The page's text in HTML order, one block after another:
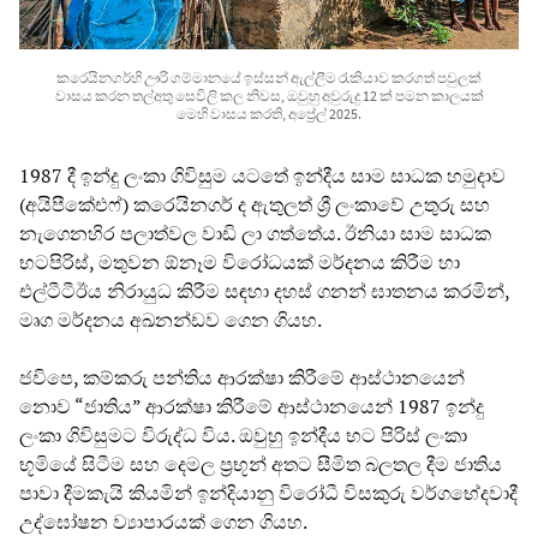
කරෙයිනගර්හි ඌරි ගම්මානයේ ඉස්සන් ඇල්ලීම රැකියාව කරගත් පවුලක්
වාසය කරන තල්අතු සෙවිලි කල නිවස, ඔවුහු අවුරුදු 12 ක් පමන කාලයක්
මෙහි වාසය කරති, අප්‍රේල් 2025.
1987 දී ඉන්දු ලංකා ගිවිසුම යටතේ ඉන්දීය සාම සාධක හමුදාව
(අයිපීකේඑෆ්) කරෙයිනගර් ද ඇතුලත් ශ්‍රී ලංකාවේ උතුරු සහ
නැගෙනහිර පලාත්වල වාඩි ලා ගත්තේය. ඊනියා සාම සාධක
භටපිරිස්, මතුවන ඕනෑම විරෝධයක් මර්දනය කිරීම හා
එල්ටීටීඊය නිරායුධ කිරීම සඳහා දහස් ගනන් ඝාතනය කරමින්,
මෘග මර්දනය අඛනන්ඩව ගෙන ගියහ.
ජවිපෙ, කම්කරු පන්තිය ආරක්ෂා කිරීමේ ආස්ථානයෙන්
නොව “ජාතිය” ආරක්ෂා කිරීමේ ආස්ථානයෙන් 1987 ඉන්දු
ලංකා ගිවිසුමට විරුද්ධ විය. ඔවුහු ඉන්දීය භට පිරිස් ලංකා
භූමියේ සිටීම සහ දෙමල ප්‍රභූන් අතට සීමිත බලතල දීම ජාතිය
පාවා දීමකැයි කියමින් ඉන්දියානු විරෝධී විසකුරු වර්ගභේදවාදී
උද්ඝෝෂන ව්‍යාපාරයක් ගෙන ගියහ.